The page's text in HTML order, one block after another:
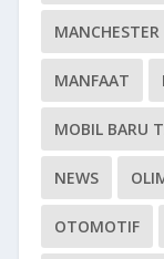
MANFAAT
MOBIL BARU
NEWS
OTOMOTIF